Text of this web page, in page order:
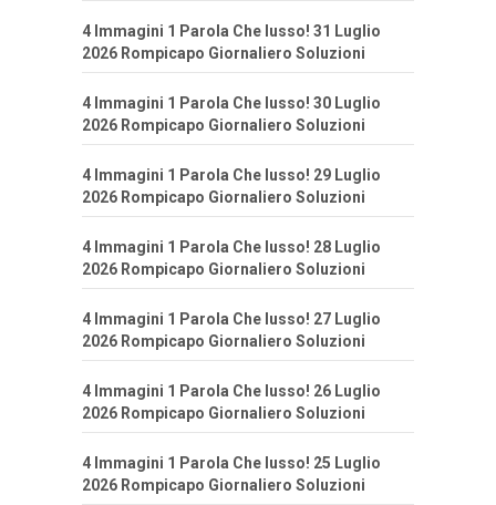
4 Immagini 1 Parola Che lusso! 31 Luglio
2026 Rompicapo Giornaliero Soluzioni
4 Immagini 1 Parola Che lusso! 30 Luglio
2026 Rompicapo Giornaliero Soluzioni
4 Immagini 1 Parola Che lusso! 29 Luglio
2026 Rompicapo Giornaliero Soluzioni
4 Immagini 1 Parola Che lusso! 28 Luglio
2026 Rompicapo Giornaliero Soluzioni
4 Immagini 1 Parola Che lusso! 27 Luglio
2026 Rompicapo Giornaliero Soluzioni
4 Immagini 1 Parola Che lusso! 26 Luglio
2026 Rompicapo Giornaliero Soluzioni
4 Immagini 1 Parola Che lusso! 25 Luglio
2026 Rompicapo Giornaliero Soluzioni